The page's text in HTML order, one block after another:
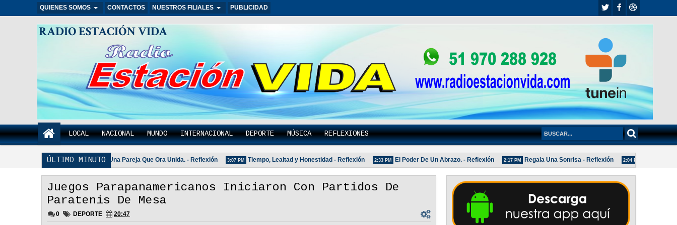
QUIENES SOMOS CONTACTOS NUESTROS FILIALES PUBLICIDAD
RADIO ESTACIÓN VIDA
LOCAL NACIONAL MUNDO INTERNACIONAL DEPORTE MÚSICA REFLEXIONES
ÚLTIMO MINUTO
Importante - Reflexión 3:18 PM Una Pareja Que Ora Unida. - Reflexión 3:07 PM Tiempo, Lealtad y Honestidad - Reflexión 2:33 PM El Poder De Un Abrazo. - Reflexión 2:17 PM Regala Una Sonrisa - Reflexión 2:04 PM POLÍTICA DE
Juegos Parapanamericanos Iniciaron Con Partidos De
Paratenis De Mesa
0 DEPORTE 20:47